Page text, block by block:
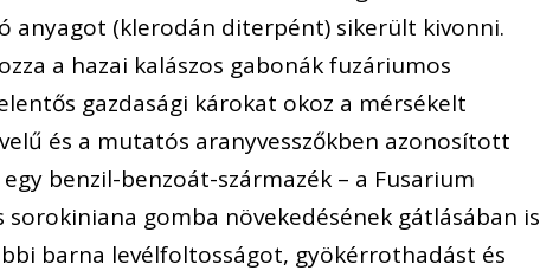
anyagot (klerodán diterpént) sikerült kivonni.
a hazai kalászos gabonák fuzáriumos
gazdasági károkat okoz a mérsékelt
és a mutatós aranyvesszőkben azonosított
benzil-benzoát-származék – a Fusarium
gomba növekedésének gátlásában is
barna levélfoltosságot, gyökérrothadást és